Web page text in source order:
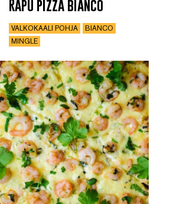
Rapu pizza bianco
VALKOKAALI POHJA
BIANCO
MINGLE